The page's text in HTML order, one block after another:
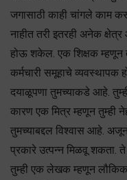
जगासाठी काही चांगले काम
नाहीत तरी इतरही अनेक
होऊ शकेल. एक शिक्षक म्हणून
कर्मचारी समूहाचे व्यवस्थापक
दयाळूपणा तुमच्याकडे आहे.
कारण एक मित्र म्हणून तुम्ही
तुमच्याबद्दल विश्वास आहे.
प्रकारे उत्पन्न मिळवू शकता.
तुम्ही एक लेखक म्हणून लौकिक